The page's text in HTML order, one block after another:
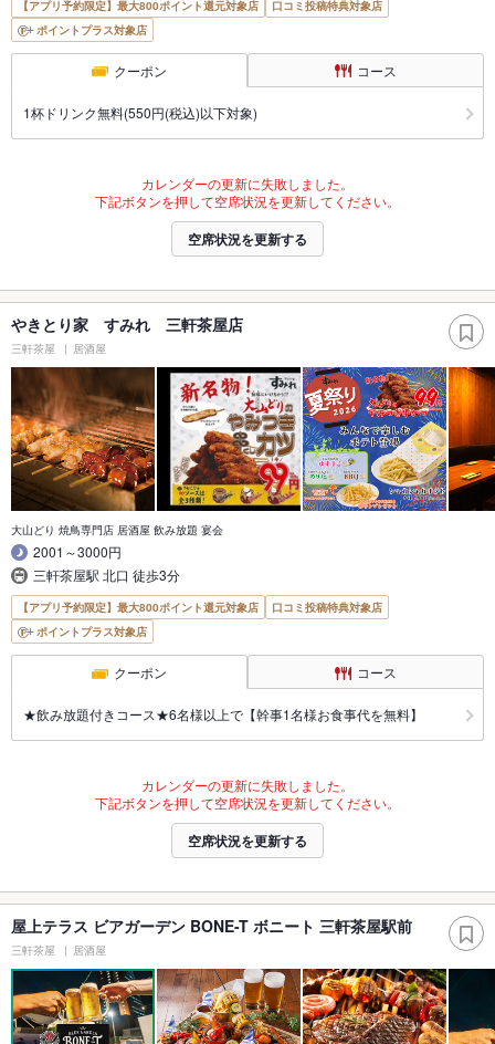
【アプリ予約限定】最大800ポイント還元対象店
口コミ投稿特典対象店
ポイントプラス対象店
クーポン コース
1杯ドリンク無料(550円(税込)以下対象)
カレンダーの更新に失敗しました。
下記ボタンを押して空席状況を更新してください。
空席状況を更新する
やきとり家 すみれ 三軒茶屋店
三軒茶屋 居酒屋
大山どり 焼鳥専門店 居酒屋 飲み放題 宴会
2001～3000円
三軒茶屋駅 北口 徒歩3分
【アプリ予約限定】最大800ポイント還元対象店
口コミ投稿特典対象店
ポイントプラス対象店
クーポン コース
★飲み放題付きコース★6名様以上で【幹事1名様お食事代を無料】
カレンダーの更新に失敗しました。
下記ボタンを押して空席状況を更新してください。
空席状況を更新する
屋上テラス ビアガーデン BONE-T ボニート 三軒茶屋駅前
三軒茶屋 居酒屋